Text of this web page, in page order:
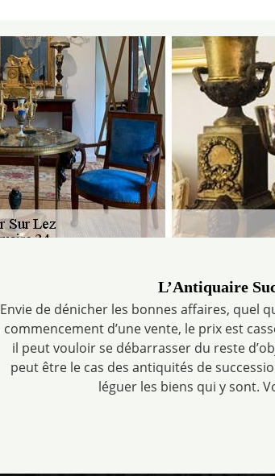
L’Antiquaire
Envie de dénicher les bonnes affaires, quel
commencement d’une vente, le prix est
il peut vouloir se débarrasser du reste
peut être le cas des antiquités de
léguer les biens qui y sont.